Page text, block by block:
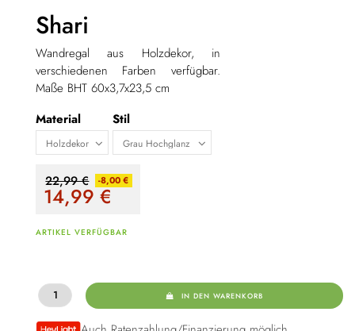
Shari
Wandregal aus Holzdekor, in
verschiedenen Farben verfügbar.
Maße BHT 60x3,7x23,5 cm
Material
Stil
22,99 € -8,00 €
14,99€
ARTIKEL VERFÜGBAR
IN DEN WARENKORB